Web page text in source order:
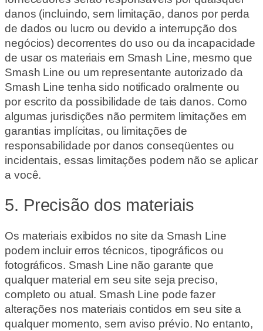
danos (incluindo, sem limitação, danos por perda
de dados ou lucro ou devido a interrupção dos
negócios) decorrentes do uso ou da incapacidade
de usar os materiais em Smash Line, mesmo que
Smash Line ou um representante autorizado da
Smash Line tenha sido notificado oralmente ou
por escrito da possibilidade de tais danos. Como
algumas jurisdições não permitem limitações em
garantias implícitas, ou limitações de
responsabilidade por danos conseqüentes ou
incidentais, essas limitações podem não se aplicar
a você.
5. Precisão dos materiais
Os materiais exibidos no site da Smash Line
podem incluir erros técnicos, tipográficos ou
fotográficos. Smash Line não garante que
qualquer material em seu site seja preciso,
completo ou atual. Smash Line pode fazer
alterações nos materiais contidos em seu site a
qualquer momento, sem aviso prévio. No entanto,